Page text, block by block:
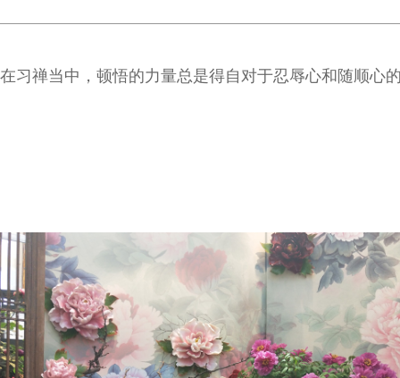
在习禅当中，顿悟的力量总是得自对于忍辱心和随顺心